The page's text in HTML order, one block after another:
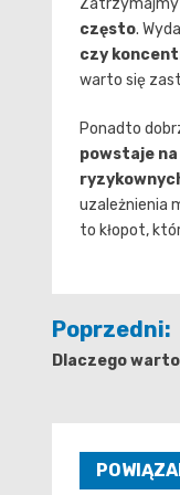
często.
czy
warto się
Ponadto
powstaje
uzależnienia
to kłopot,
wpisu
Poprzedni:
Dlaczego